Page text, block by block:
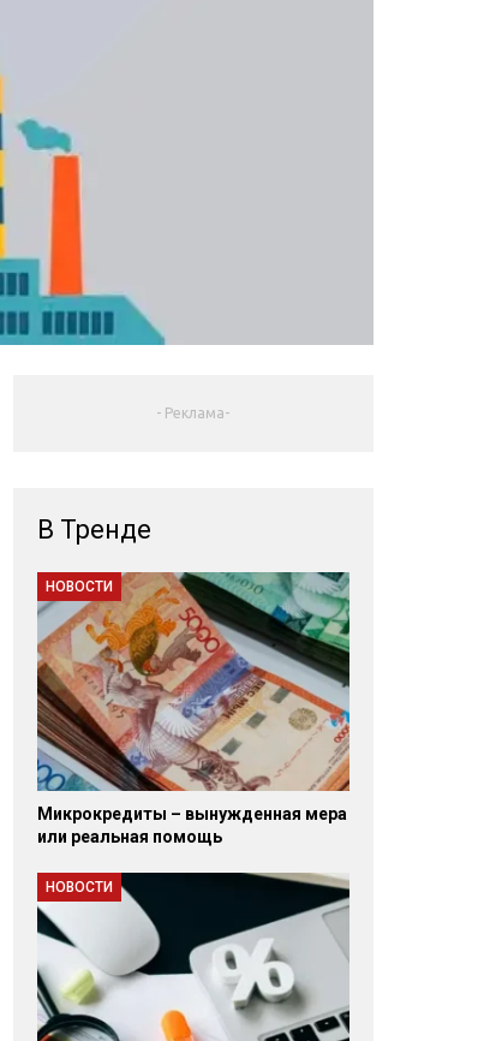
- Реклама-
В Тренде
НОВОСТИ
Микрокредиты – вынужденная мера
или реальная помощь
НОВОСТИ